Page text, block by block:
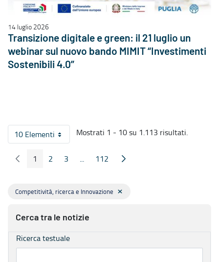
14 luglio 2026
Transizione digitale e green: il 21 luglio un
webinar sul nuovo bando MIMIT “Investimenti
Sostenibili 4.0”
10 ElementiPer pagina
Mostrati 1 - 10 su 1.113 risultati.
Pagina Precedente
Pagina
1 Pagina
2 Pagina
3 ...
Pagine intermedie
Pagina
112 Pagina Seguente
Competitività, ricerca e Innovazione
Cerca tra le notizie
Ricerca testuale